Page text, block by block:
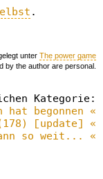
.
unter The power game
by the author are personal.
Kategorie:
hat begonnen «
[update] «
so weit... «